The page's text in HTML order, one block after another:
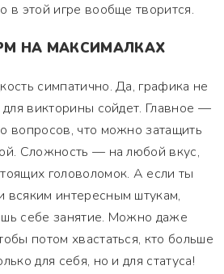
в этой игре вообще творится.
НА МАКСИМАЛКАХ
симпатично. Да, графика не
для викторины сойдет. Главное —
вопросов, что можно затащить
Сложность — на любой вкус,
головоломок. А если ты
всяким интересным штукам,
себе занятие. Можно даже
потом хвастаться, кто больше
для себя, но и для статуса!